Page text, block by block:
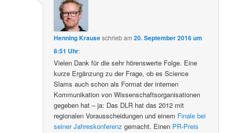
Henning Krauseschriebam20. September 2016 um
8:51 Uhr:
Vielen Dank für die sehr hörenswerte Folge. Eine
kurze Ergänzung zu der Frage, ob es Science
Slams auch schon als Format der internen
Kommunikation von Wissenschaftsorganisationen
gegeben hat – ja: Das DLR hat das 2012 mit
regionalen Vorausscheidungen und einem Finale bei
seiner Jahreskonferenz gemacht. Einen PR-Preis